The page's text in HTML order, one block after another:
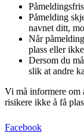
Påmelding
navnet ditt,
Når
plass eller
Dersom du
slik at andre
Vi må informere om
risikere ikke å få
Facebook